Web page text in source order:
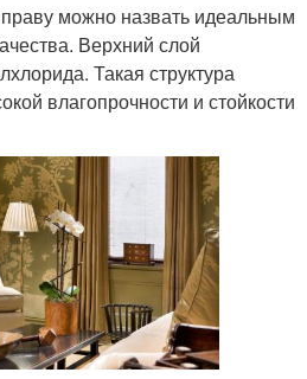
можно назвать идеальным
Верхний слой
Такая структура
влагопрочности и стойкости